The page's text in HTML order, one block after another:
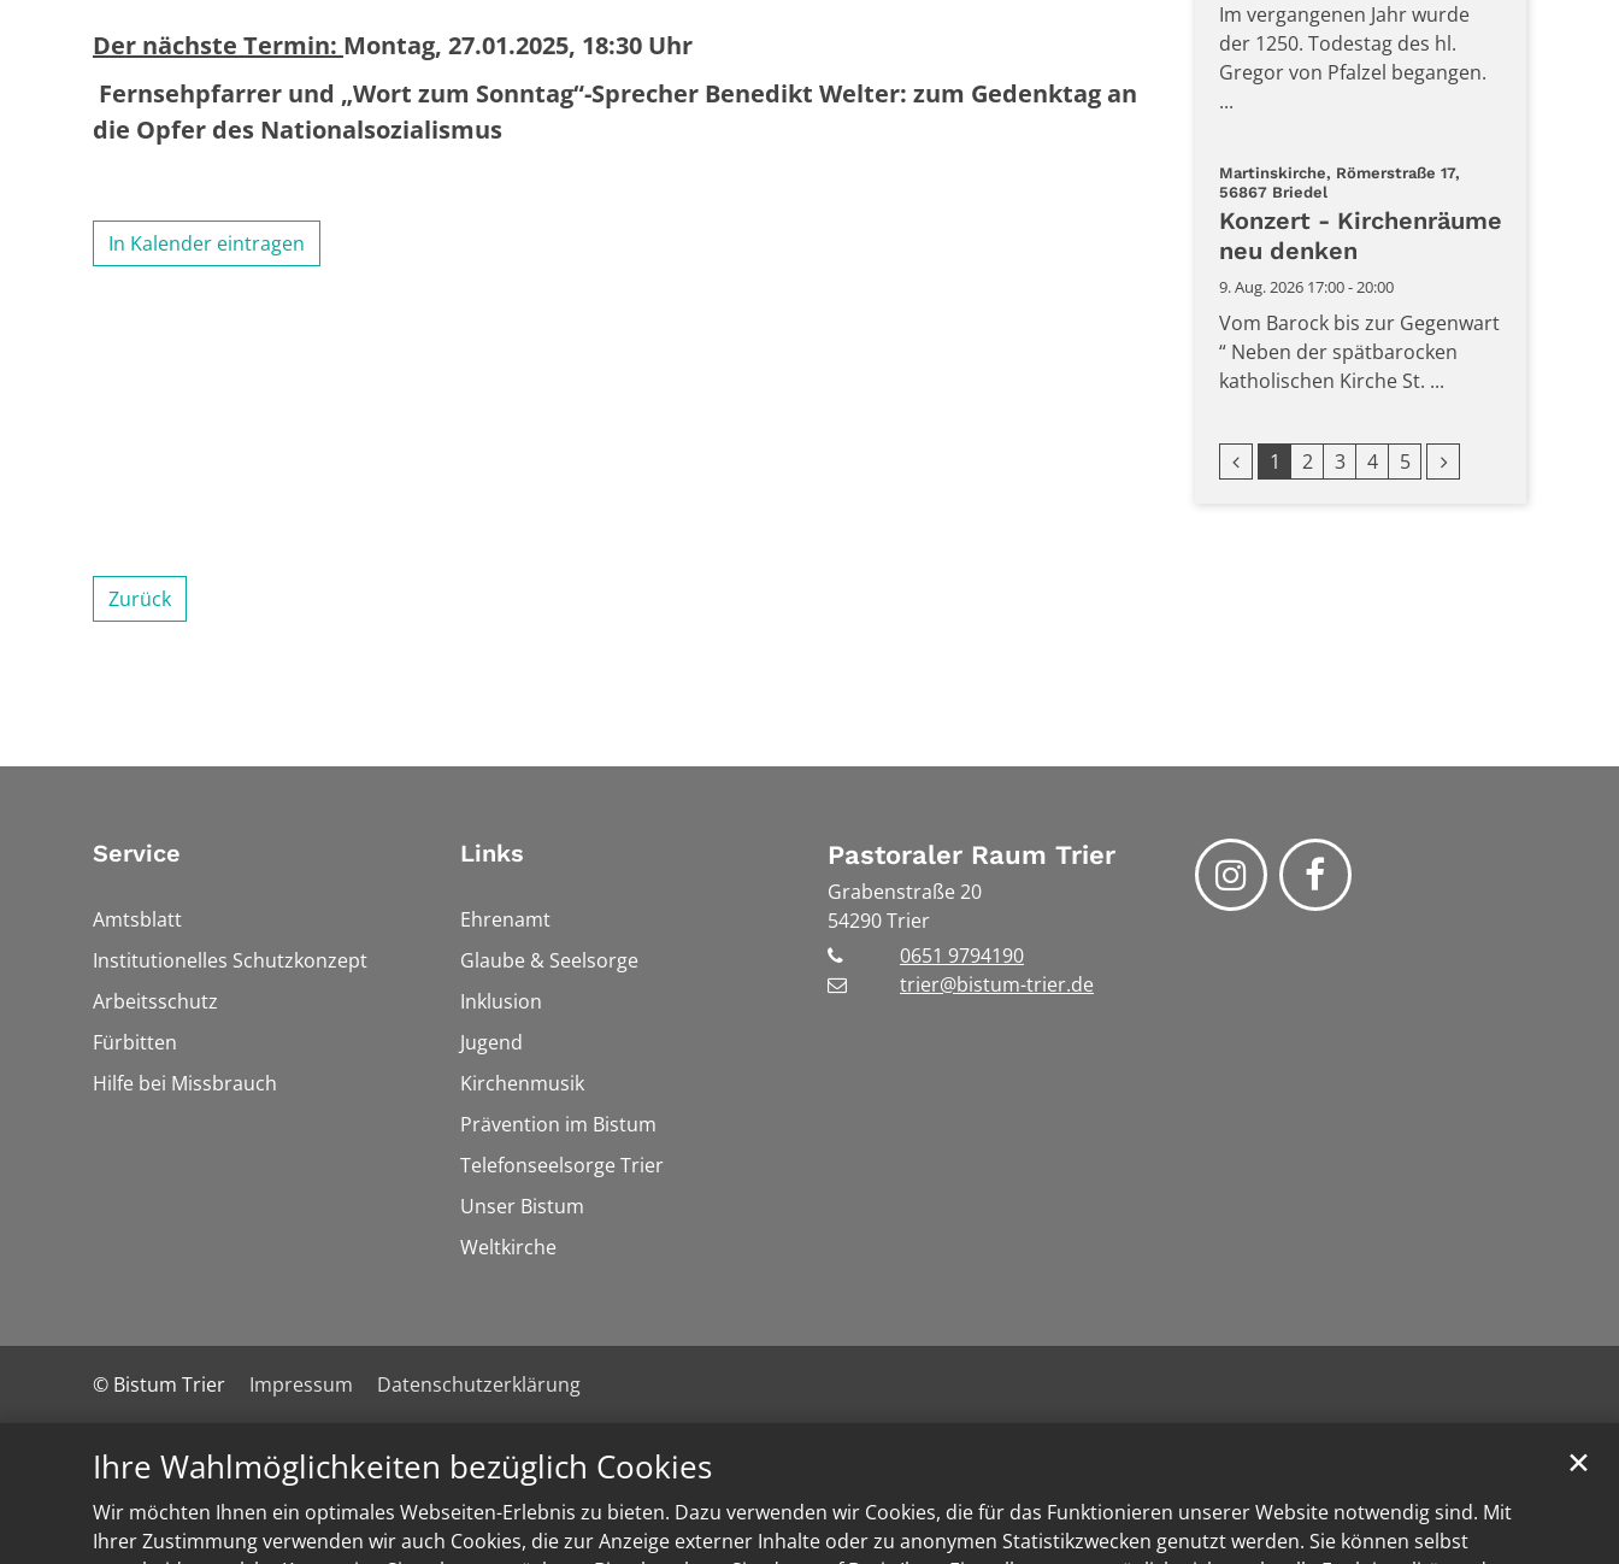
Ihre Wahlmöglichkeiten bezüglich Cookies
Wir möchten Ihnen ein optimales Webseiten-Erlebnis zu bieten. Dazu verwenden wir Cookies, die für das Funktionieren unserer Website notwendig sind. Mit
Ihrer Zustimmung verwenden wir auch Cookies, die zur Anzeige externer Inhalte oder zu anonymen Statistikzwecken genutzt werden. Sie können selbst
✕
Der nächste Termin: Montag, 27.01.2025, 18:30 Uhr
Fernsehpfarrer und „Wort zum Sonntag“-Sprecher Benedikt Welter: zum Gedenktag an
die Opfer des Nationalsozialismus
In Kalender eintragen
Im vergangenen Jahr wurde
der 1250. Todestag des hl.
Gregor von Pfalzel begangen.
...
Martinskirche, Römerstraße 17,
56867 Briedel:
Konzert - Kirchenräume
neu denken
9. Aug. 2026 17:00 - 20:00
Vom Barock bis zur Gegenwart
“ Neben der spätbarocken
katholischen Kirche St. ...
Vorherige Seite
1 2 3 4 5 Nächste Seite
Zurück
Service
Amtsblatt
Institutionelles Schutzkonzept
Arbeitsschutz
Fürbitten
Hilfe bei Missbrauch
Links
Ehrenamt
Glaube & Seelsorge
Inklusion
Jugend
Kirchenmusik
Prävention im Bistum
Telefonseelsorge Trier
Unser Bistum
Weltkirche
Pastoraler Raum Trier
Grabenstraße 20
54290Trier
0651 9794190
trier@bistum-trier.de
© Bistum Trier Impressum Datenschutzerklärung